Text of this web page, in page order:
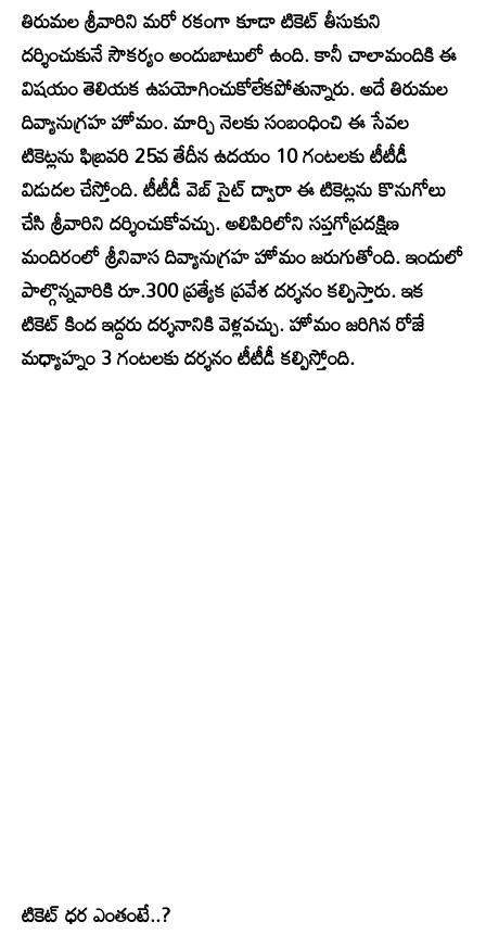
తిరుమల శ్రీవారిని మరో రకంగా కూడా టికెట్ తీసుకుని
దర్శించుకునే సౌకర్యం అందుబాటులో ఉంది. కానీ చాలామందికి ఈ
విషయం తెలియక ఉపయోగించుకోలేకపోతున్నారు. అదే తిరుమల
దివ్యానుగ్రహ హోమం. మార్చి నెలకు సంబంధించి ఈ సేవల
టికెట్లను ఫిబ్రవరి 25వ తేదీన ఉదయం 10 గంటలకు టీటీడీ
విడుదల చేస్తోంది. టీటీడీ వెబ్ సైట్ ద్వారా ఈ టికెట్లను కొనుగోలు
చేసి శ్రీవారిని దర్శించుకోవచ్చు. అలిపిరిలోని సప్తగోప్రదక్షిణ
మందిరంలో శ్రీనివాస దివ్యానుగ్రహ హోమం జరుగుతోంది. ఇందులో
పాల్గొన్నవారికి రూ.300 ప్రత్యేక ప్రవేశ దర్శనం కల్పిస్తారు. ఇక
టికెట్ కింద ఇద్దరు దర్శనానికి వెళ్లవచ్చు. హోమం జరిగిన రోజే
మధ్యాహ్నం 3 గంటలకు దర్శనం టీటీడీ కల్పిస్తోంది.
టికెట్ ధర ఎంతంటే..?